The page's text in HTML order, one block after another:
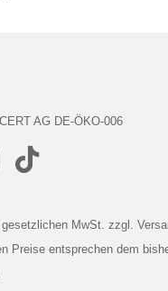
AG DE-ÖKO-006
MwSt. zzgl.
Preise entsprechen dem